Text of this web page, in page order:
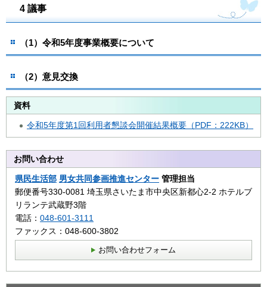
4 議事
（1）令和5年度事業概要について
（2）意見交換
資料
令和5年度第1回利用者懇談会開催結果概要（PDF：222KB）
お問い合わせ
県民生活部 男女共同参画推進センター 管理担当
郵便番号330-0081 埼玉県さいたま市中央区新都心2‐2 ホテルブ
リランテ武蔵野3階
電話： 048-601-3111
ファックス：048-600-3802
お問い合わせフォーム